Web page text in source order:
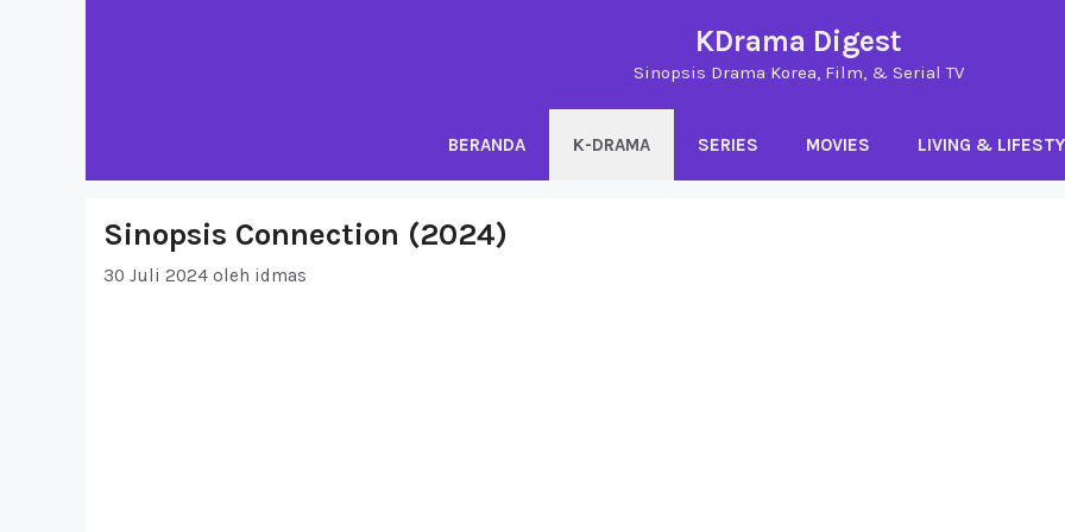
KDrama Digest
Sinopsis Drama Korea, Film, & Serial TV
BERANDA K-DRAMA SERIES MOVIES LIVING &
Sinopsis Connection (2024)
30 Juli 2024 oleh idmas